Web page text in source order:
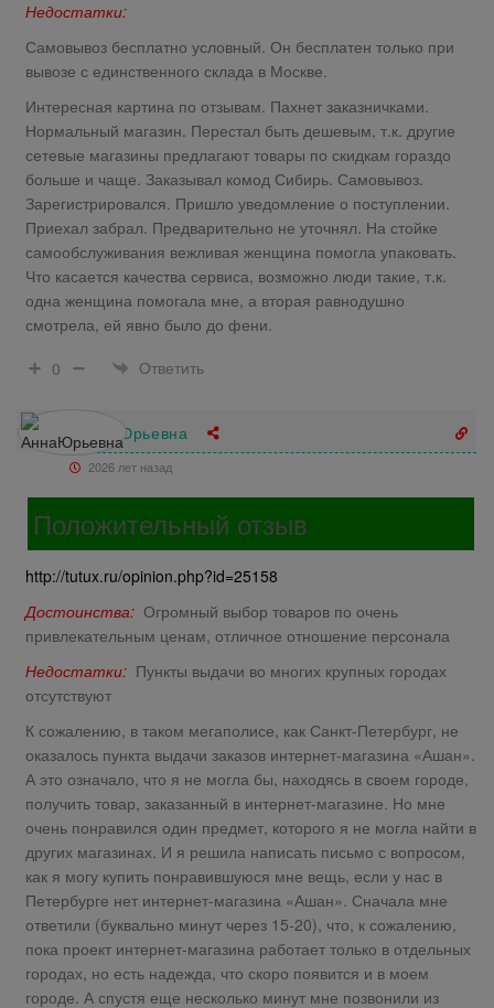
Недостатки:
Самовывоз бесплатно условный. Он бесплатен только при
вывозе с единственного склада в Москве.
Интересная картина по отзывам. Пахнет заказничками.
Нормальный магазин. Перестал быть дешевым, т.к. другие
сетевые магазины предлагают товары по скидкам гораздо
больше и чаще. Заказывал комод Сибирь. Самовывоз.
Зарегистрировался. Пришло уведомление о поступлении.
Приехал забрал. Предварительно не уточнял. На стойке
самообслуживания вежливая женщина помогла упаковать.
Что касается качества сервиса, возможно люди такие, т.к.
одна женщина помогала мне, а вторая равнодушно
смотрела, ей явно было до фени.
0
Ответить
АннаЮрьевна
2026 лет назад
Положительный отзыв
http://tutux.ru/opinion.php?id=25158
Достоинства: Огромный выбор товаров по очень
привлекательным ценам, отличное отношение персонала
Недостатки: Пункты выдачи во многих крупных городах
отсутствуют
К сожалению, в таком мегаполисе, как Санкт-Петербург, не
оказалось пункта выдачи заказов интернет-магазина «Ашан».
А это означало, что я не могла бы, находясь в своем городе,
получить товар, заказанный в интернет-магазине. Но мне
очень понравился один предмет, которого я не могла найти в
других магазинах. И я решила написать письмо с вопросом,
как я могу купить понравившуюся мне вещь, если у нас в
Петербурге нет интернет-магазина «Ашан». Сначала мне
ответили (буквально минут через 15-20), что, к сожалению,
пока проект интернет-магазина работает только в отдельных
городах, но есть надежда, что скоро появится и в моем
городе. А спустя еще несколько минут мне позвонили из